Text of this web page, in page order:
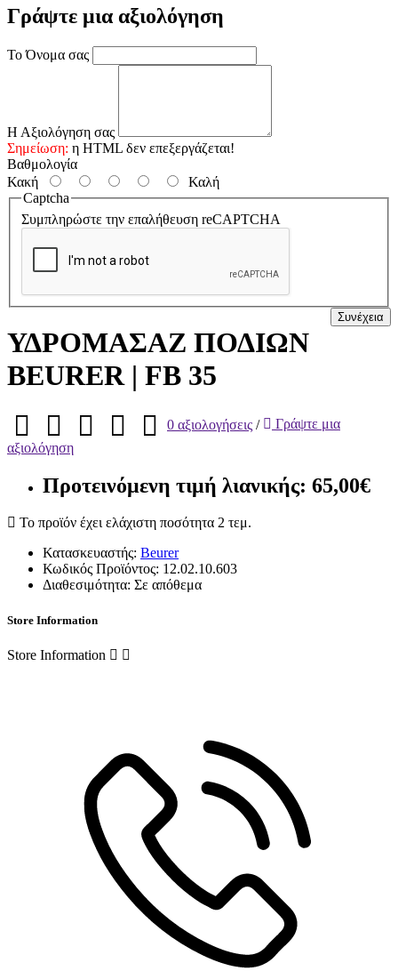
Γράψτε μια αξιολόγηση
Το Όνομα σας
Η Αξιολόγηση σας
Σημείωση: η HTML δεν επεξεργάζεται!
Βαθμολογία
Κακή
Καλή
Captcha
Συμπληρώστε την επαλήθευση reCAPTCHA
Συνέχεια
ΥΔΡΟΜΑΣΑΖ ΠΟΔΙΩΝ
BEURER | FB 35
0 αξιολογήσεις /
Γράψτε μια
αξιολόγηση
Προτεινόμενη τιμή λιανικής: 65,00€
Το προϊόν έχει ελάχιστη ποσότητα 2 τεμ.
Κατασκευαστής: Beurer
Κωδικός Προϊόντος: 12.02.10.603
Διαθεσιμότητα: Σε απόθεμα
Store Information
Store Information